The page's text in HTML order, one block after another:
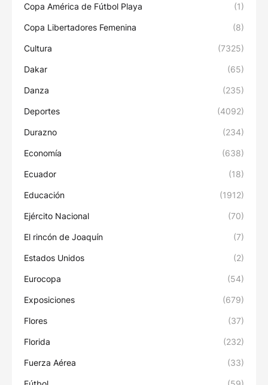
Copa América de Fútbol Playa (1)
Copa Libertadores Femenina (8)
Cultura (7325)
Dakar (65)
Danza (235)
Deportes (4092)
Durazno (234)
Economía (638)
Ecuador (18)
Educación (1912)
Ejército Nacional (70)
El rincón de Joaquín (7)
Estados Unidos (2)
Eurocopa (54)
Exposiciones (679)
Flores (37)
Florida (232)
Fuerza Aérea (33)